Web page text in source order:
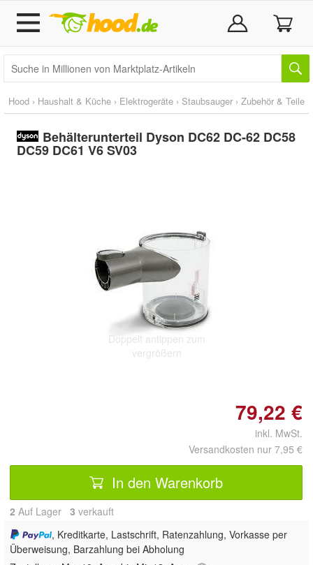
Hood › Haushalt & Küche › Elektrogeräte › Staubsauger › Zubehör & Teile
Behälterunterteil Dyson DC62 DC-62 DC58
DC59 DC61 V6 SV03
Doppelt antippen zum
vergrößern
79,22 €
inkl. MwSt.
Versandkosten nur 7,95 €
In den Warenkorb
2 Auf Lager 3 verkauft
, Kreditkarte, Lastschrift, Ratenzahlung, Vorkasse per
Überweisung, Barzahlung bei Abholung